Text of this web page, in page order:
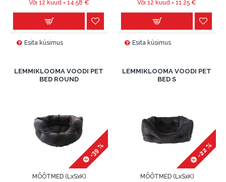
Või 12 kuud = 14.58 €
Esita küsimus
Või 12 kuud =11.25 €
Esita küsimus
LEMMIKLOOMA VOODI PET
BED ROUND
-39 %
MÕÕTMED (LxSxK)
LEMMIKLOOMA VOODI PET
BED S
-22 %
MÕÕTMED (LxSxK)